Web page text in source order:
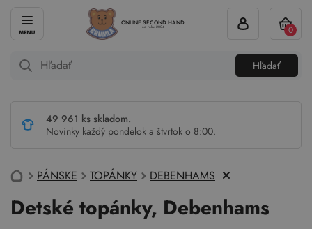
ONLINE SECOND HAND
od roku 2004
Hľadať
0
49 961 ks skladom.
Novinky každý pondelok a štvrtok o 8:00.
PÁNSKE TOPÁNKY DEBENHAMS
Detské topánky, Debenhams